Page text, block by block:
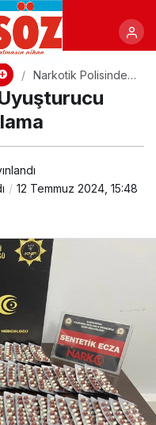
Narkotik Polisinden
Operasyonu, 1
Tutuklama
12 Temmuz 2024, 15:48
Paylaş